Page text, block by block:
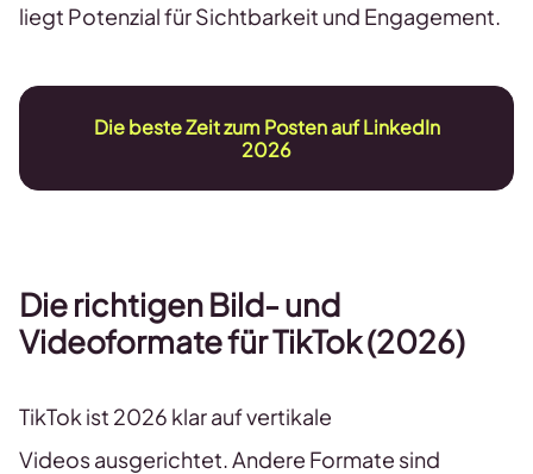
liegt Potenzial für Sichtbarkeit und Engagement.
Die beste Zeit zum Posten auf LinkedIn
2026
Die richtigen Bild- und
Videoformate fürTikTok (2026)
TikTok ist 2026 klar auf vertikale
Videos ausgerichtet. Andere Formate sind